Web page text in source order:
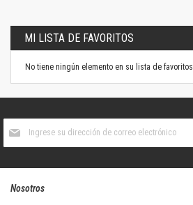
MI LISTA DE FAVORITOS
No tiene ningún elemento en su lista de favoritos.
boletín
Nosotros